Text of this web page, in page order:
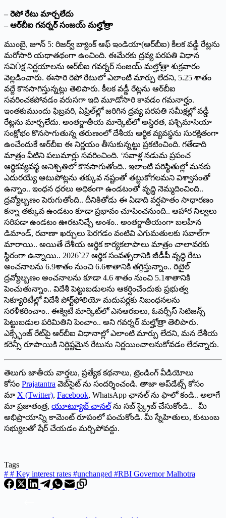
– రెపో రేటు మార్చలేదు
– ఆర్‌బీఐ గవర్నర్ సంజయ్ మల్హోత్రా
ముంబై, జూన్ 5: రిజర్వ్ బ్యాంక్ ఆఫ్ ఇండియా(ఆర్‌బీఐ) కీలక వడ్డీ రేట్లను
మరోసారి యథాతథంగా ఉంచింది. ఈమేరకు ద్రవ్య పరపతి విధాన
సవిÖక్ష నిర్ణయాలను ఆర్‌బీఐ గవర్నర్ సంజయ్ మల్హోత్రా శుక్రవారం
వెల్లడించారు. ఈసారి రెపో రేటులో ఎలాంటి మార్పు లేదని, 5.25 శాతం
వద్దే కొనసాగిస్తున్నట్లు తెలిపారు. కీలక వడ్డీ రేట్లను ఆర్‌బీఐ
సవరించకపోవడం వరుసగా ఇది మూడోసారి కావడం గమనార్హం.
ఇంతకుముందు ఫిబ్రవరి, ఏప్రిల్‌ల్లో జరిగిన ద్రవ్య పరపతి సమీక్షల్లో వడ్డీ
రేట్లను మార్చలేదు. అంతర్జాతీయ మార్కెట్‌లో అస్థిరత, పశ్చిమాసియా
సంక్షోభం కొనసాగుతున్న తరుణంలో దేశీయ ఆర్థిక వ్యవస్థను సురక్షితంగా
ఉంచేందుకే ఆర్‌బీఐ ఈ నిర్ణయం తీసుకున్నట్టు ప్రకటించింది. గతేడాది
మాత్రం వీటిని పలుమార్లు సవరించింది. ‘సవాళ్ల నడుమ ప్రపంచ
ఆర్థికవ్యవస్థ అనిశ్చితిలో కొనసాగుతోంది.. ఇలాంటి పరిస్థితుల్లో మనకు
ఎదురయ్యే ఆటుపోట్లను తక్కువ నష్టంతో తట్టుకోగలమని విశ్వాసంతో
ఉన్నాం.. ఇంధన ధరలు అధికంగా ఉండటంతో వృద్ధి నెమ్మదించింది..
ద్రవ్యోల్బణం పెరుగుతోంది.. దీనికితోడు ఈ ఏడాది వర్షపాతం సాధారణం
కన్నా తక్కువ ఉండటం కూడా ప్రభావం చూపించనుంది.. ఆహార నిల్వలు
సరిపడా ఉండటం ఊరటనిచ్చే అంశం.. అంతర్జాతీయంగా బలహీన
డిమాండ్, రవాణా ఖర్చులు పెరగడం వంటివి ఎగుమతులకు సవాల్‌గా
మారాయి.. అయితే దేశీయ ఆర్థిక కార్యకలాపాలు మాత్రం చాలావరకు
స్థిరంగా ఉన్నాయి.. 2026`27 ఆర్థిక సంవత్సరానికి జీడీపీ వృద్ధి రేటు
అంచనాలను 6.9శాతం నుంచి 6.6శాతానికి తగ్గిస్తున్నాం.. రిటైల్
ద్రవ్యోల్బణం అంచనాలను కూడా 4.6 శాతం నుంచి 5.1శాతానికి
పెంచుతున్నాం.. విదేశీ పెట్టుబడులను ఆకర్షించేందుకు ప్రభుత్వ
సెక్యూరిటీల్లో విదేశీ పోర్ట్‌ఫోలియో మదుపర్లకు నిబంధనలను
సరళీకరించాం.. ఈక్విటీ మార్కెట్‌లో ఎనఆరఐలు, ఓవర్సీస్ సిటిజన్స్
పెట్టుబడుల పరిమితిని పెంచాం.. అని గవర్నర్ మల్హోత్రా తెలిపారు.
ఎక్స్ఛేంజ్ రేట్‌పై ఆర్‌బీఐ విధానాల్లో ఎలాంటి మార్పు లేదని, మన దేశీయ
కరెన్సీ రూపాయికి నిర్దిష్టమైన రేటును నిర్ణయించాలనుకోవడం లేదన్నారు.
తెలుగు జాతీయ వార్తలు, ప్రత్యేక కథనాలు, ట్రెండింగ్ వీడియోలు
కోసం Prajatantra వెబ్‌సైట్ ను సందర్శించండి. తాజా అప్‌డేట్స్ కోసం
మా X (Twitter), Facebook, WhatsApp ఛానల్ ను ఫాలో కండి.. అలాగే
మా ప్రజాతంత్ర, యూట్యూబ్ చానల్ ను సబ్ స్క్రైబ్ చేసుకోండి.. మీ
అభిప్రాయాన్ని కామెంట్ రూపంలో పంచుకోండి. మీ స్నేహితులు, కుటుంబ
సభ్యులతో షేర్ చేయడం మర్చిపోవద్దు.
Tags
# # Key interest rates #unchanged #RBI Governor Malhotra